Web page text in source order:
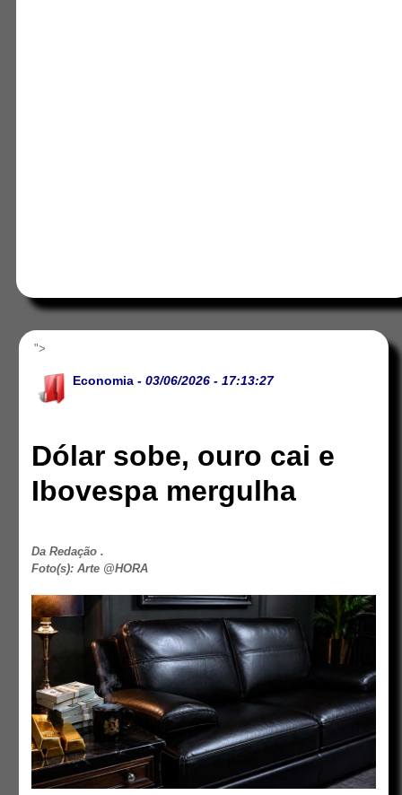
">
Economia - 03/06/2026 - 17:13:27
Dólar sobe, ouro cai e
Ibovespa mergulha
Da Redação .
Foto(s): Arte @HORA